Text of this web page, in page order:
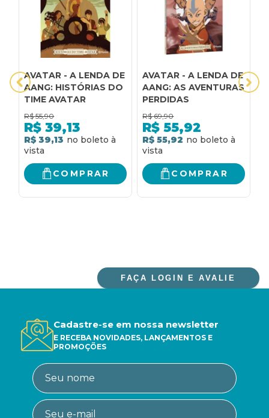
AVATAR - A LENDA DE
AANG: HISTÓRIAS DO
TIME AVATAR
R$ 55,90
R$ 39,13
R$ 39,13
COMPRAR
AVATAR - A LENDA DE
AANG: AS AVENTURAS
PERDIDAS
R$ 69,90
R$ 55,92
R$ 55,92
COMPRAR
FAÇA LOGIN E AVALIE
Cadastre-se em nossa newsletter
E RECEBA NOVIDADES, LANÇAMENTOS E
PROMOÇÕES